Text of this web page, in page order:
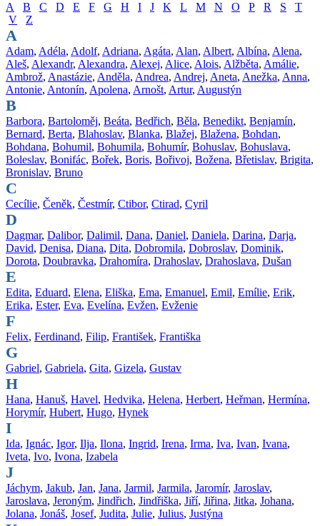
A B C D E F G H I J K L M N O P R S
T
V
Z
A
Adam, Adéla, Adolf, Adriana, Agáta, Alan, Albert, Albína, Alena,
Aleš, Alexandr, Alexandra, Alexej, Alice, Alois, Alžběta, Amálie,
Ambrož, Anastázie, Anděla, Andrea, Andrej, Aneta, Anežka, Anna,
Antonie, Antonín, Apolena, Arnošt, Artur, Augustýn
B
Barbora, Bartoloměj, Beáta, Bedřich, Běla, Benedikt, Benjamín,
Bernard, Berta, Blahoslav, Blanka, Blažej, Blažena, Bohdan,
Bohdana, Bohumil, Bohumila, Bohumír, Bohuslav, Bohuslava,
Boleslav, Bonifác, Bořek, Boris, Bořivoj, Božena, Břetislav, Brigita,
Bronislav, Bruno
C
Cecílie, Čeněk, Čestmír, Ctibor, Ctirad, Cyril
D
Dagmar, Dalibor, Dalimil, Dana, Daniel, Daniela, Darina, Darja,
David, Denisa, Diana, Dita, Dobromila, Dobroslav, Dominik,
Dorota, Doubravka, Drahomíra, Drahoslav, Drahoslava, Dušan
E
Edita, Eduard, Elena, Eliška, Ema, Emanuel, Emil, Emílie, Erik,
Erika, Ester, Eva, Evelína, Evžen, Evženie
F
Felix, Ferdinand, Filip, František, Františka
G
Gabriel, Gabriela, Gita, Gizela, Gustav
H
Hana, Hanuš, Havel, Hedvika, Helena, Herbert, Heřman, Hermína,
Horymír, Hubert, Hugo, Hynek
I
Ida, Ignác, Igor, Ilja, Ilona, Ingrid, Irena, Irma, Iva, Ivan, Ivana,
Iveta, Ivo, Ivona, Izabela
J
Jáchym, Jakub, Jan, Jana, Jarmil, Jarmila, Jaromír, Jaroslav,
Jaroslava, Jeroným, Jindřich, Jindřiška, Jiří, Jiřina, Jitka, Johana,
Jolana, Jonáš, Josef, Judita, Julie, Julius, Justýna